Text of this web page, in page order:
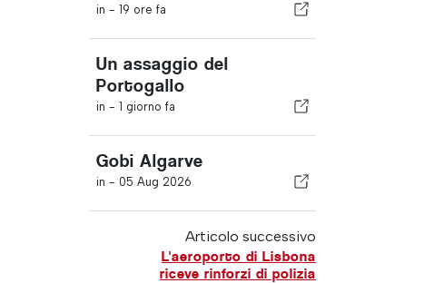
in - 19 ore fa
Un assaggio del
Portogallo
in - 1 giorno fa
Gobi Algarve
in - 05 Aug 2026
Articolo successivo
L'aeroporto di Lisbona
riceve rinforzi di polizia